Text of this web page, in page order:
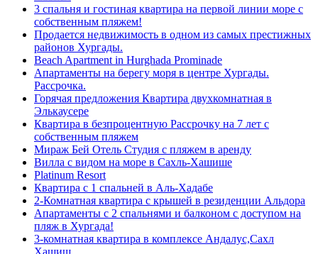
3 спальня и гостиная квартира на первой линии море с
собственным пляжем!
Продается недвижимость в одном из самых престижных
районов Хургады.
Beach Apartment in Hurghada Prominade
Апартаменты на берегу моря в центре Хургады.
Рассрочка.
Горячая предложения Квартира двухкомнатная в
Элькаусере
Квартира в безпроцентную Рассрочку на 7 лет с
собственным пляжем
Мираж Бей Отель Студия с пляжем в аренду
Вилла с видом на море в Сахль-Хашише
Platinum Resort
Квартира с 1 спальней в Аль-Хадабе
2-Комнатная квартира с крышей в резиденции Альдора
Апартаменты с 2 спальнями и балконом с доступом на
пляж в Хургада!
3-комнатная квартира в комплексе Андалус,Сахл
Хашиш